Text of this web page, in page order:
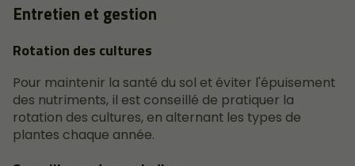
Entretien et gestion
Rotation des cultures
Pour maintenir la santé du sol et éviter l'épuisement
des nutriments, il est conseillé de pratiquer la
rotation des cultures, en alternant les types de
plantes chaque année.